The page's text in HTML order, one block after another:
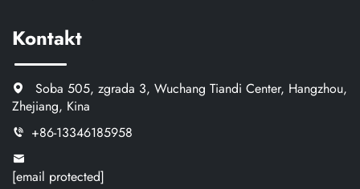
Kontakt
Soba 505, zgrada 3, Wuchang Tiandi Center, Hangzhou,
Zhejiang, Kina
+86-13346185958
[email protected]